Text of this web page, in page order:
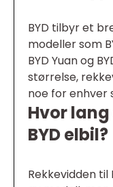
BYD tilbyr et
modeller som
BYD Yuan og
størrelse,
noe for enhver
Hvor
BYD elbil?
Rekkevidden